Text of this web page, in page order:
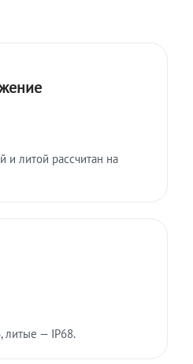
и литой рассчитан на
литые — IP68.